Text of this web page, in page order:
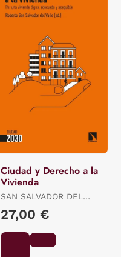
Ciudad y Derecho a la
Vivienda
SAN SALVADOR DEL
VALLE, (ED.) ROBERTO
27,00 €